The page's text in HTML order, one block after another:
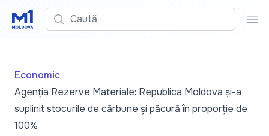
Caută
Economic
Agenția Rezerve Materiale: Republica Moldova și-a
suplinit stocurile de cărbune și păcură în proporție de
100%